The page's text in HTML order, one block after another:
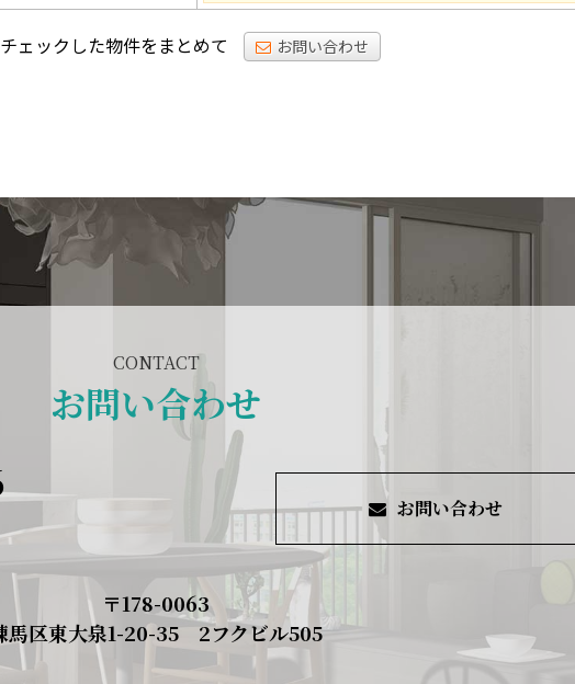
チェックした物件をまとめて お問い合わせ
CONTACT
お問い合わせ
お問い合わせ
〒178-0063
馬区東大泉1-20-35 2フクビル505